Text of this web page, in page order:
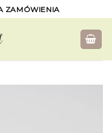
ZAMÓWIENIA